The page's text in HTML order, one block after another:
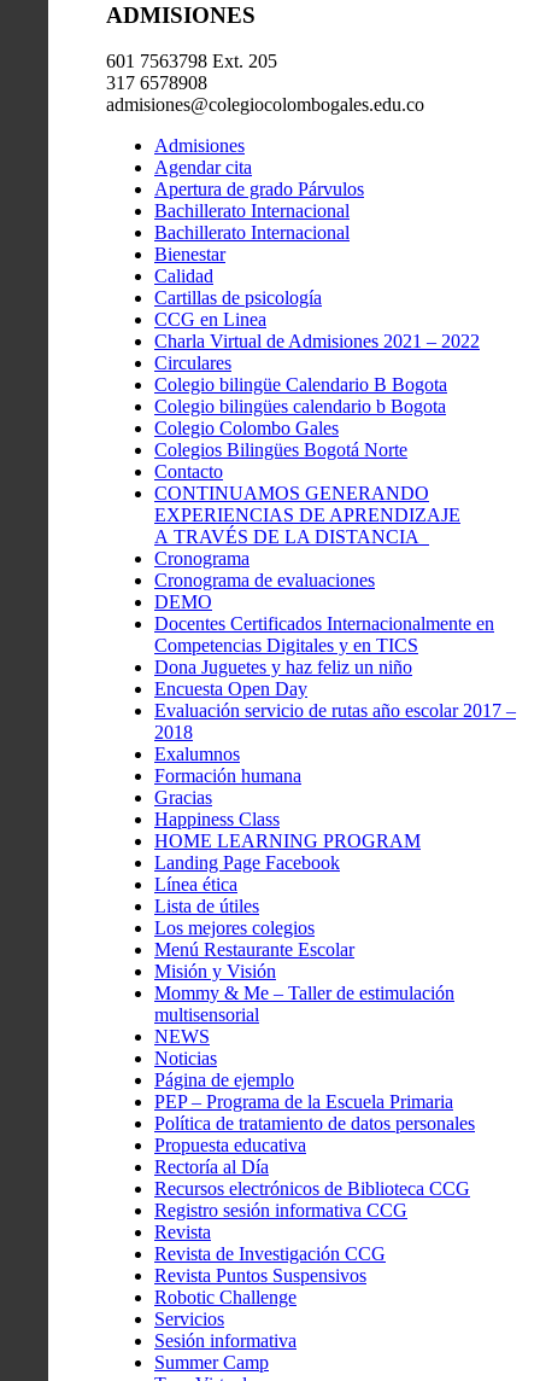
ADMISIONES
601 7563798 Ext. 205
317 6578908
admisiones@colegiocolombogales.edu.co
Admisiones
Agendar cita
Apertura de grado Párvulos
Bachillerato Internacional
Bachillerato Internacional
Bienestar
Calidad
Cartillas de psicología
CCG en Linea
Charla Virtual de Admisiones 2021 – 2022
Circulares
Colegio bilingüe Calendario B Bogota
Colegio bilingües calendario b Bogota
Colegio Colombo Gales
Colegios Bilingües Bogotá Norte
Contacto
CONTINUAMOS GENERANDO
EXPERIENCIAS DE APRENDIZAJE
A TRAVÉS DE LA DISTANCIA
Cronograma
Cronograma de evaluaciones
DEMO
Docentes Certificados Internacionalmente en
Competencias Digitales y en TICS
Dona Juguetes y haz feliz un niño
Encuesta Open Day
Evaluación servicio de rutas año escolar 2017 –
2018
Exalumnos
Formación humana
Gracias
Happiness Class
HOME LEARNING PROGRAM
Landing Page Facebook
Línea ética
Lista de útiles
Los mejores colegios
Menú Restaurante Escolar
Misión y Visión
Mommy & Me – Taller de estimulación
multisensorial
NEWS
Noticias
Página de ejemplo
PEP – Programa de la Escuela Primaria
Política de tratamiento de datos personales
Propuesta educativa
Rectoría al Día
Recursos electrónicos de Biblioteca CCG
Registro sesión informativa CCG
Revista
Revista de Investigación CCG
Revista Puntos Suspensivos
Robotic Challenge
Servicios
Sesión informativa
Summer Camp